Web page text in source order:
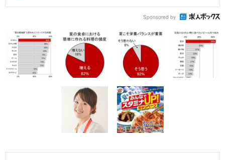
Sponsored by